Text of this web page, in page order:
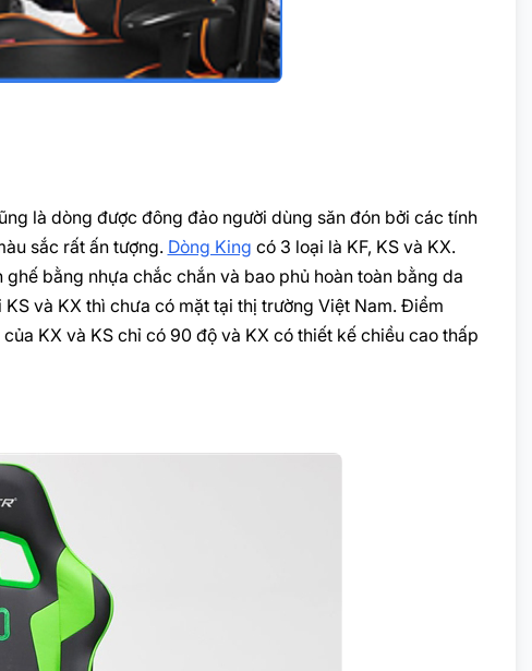
là dòng được đông đảo người dùng săn đón bởi các tính
sắc rất ấn tượng. Dòng King có 3 loại là KF, KS và KX.
bằng nhựa chắc chắn và bao phủ hoàn toàn bằng da
và KX thì chưa có mặt tại thị trường Việt Nam. Điểm
KX và KS chỉ có 90 độ và KX có thiết kế chiều cao thấp